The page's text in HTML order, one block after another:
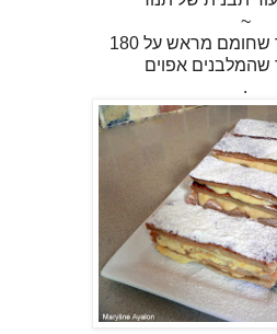
~
מראש על 180
שהמלבנים אפוים
.